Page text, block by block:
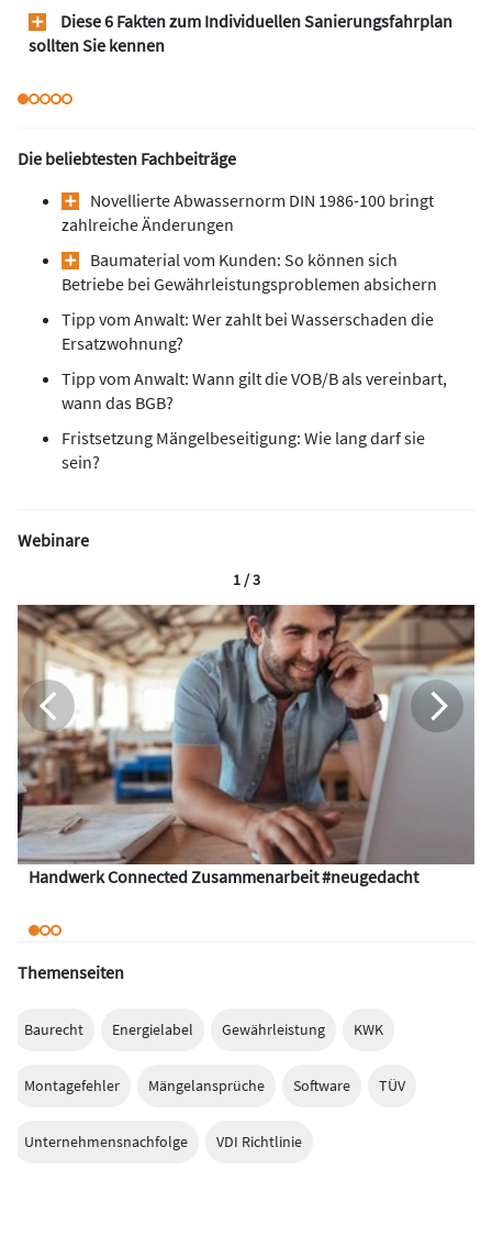
Diese 6 Fakten zum Individuellen Sanierungsfahrplan
sollten Sie kennen
Die beliebtesten Fachbeiträge
Novellierte Abwassernorm DIN 1986-100 bringt
zahlreiche Änderungen
Baumaterial vom Kunden: So können sich
Betriebe bei Gewährleistungsproblemen absichern
Tipp vom Anwalt: Wer zahlt bei Wasserschaden die
Ersatzwohnung?
Tipp vom Anwalt: Wann gilt die VOB/B als vereinbart,
wann das BGB?
Fristsetzung Mängelbeseitigung: Wie lang darf sie
sein?
Webinare
Handwerk Connected Zusammenarbeit #neugedacht
1 / 3
Themenseiten
Baurecht Energielabel Gewährleistung KWK
Montagefehler Mängelansprüche Software TÜV
Unternehmensnachfolge VDI Richtlinie